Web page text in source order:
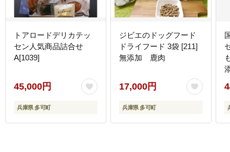
トアロードデリカテッ
セン人気商品詰合せ
A[1039]
45,000円
兵庫県 多可町
ジビエのドッグフード
ドライフード 3袋 [211]
無添加 鹿肉
17,000円
兵庫県 多可町